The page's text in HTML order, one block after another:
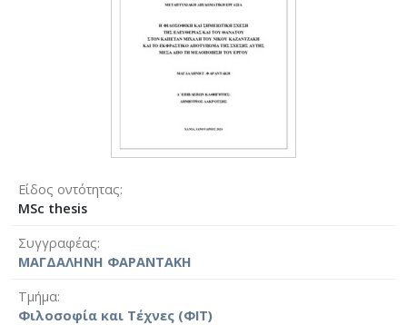
Είδος οντότητας
MSc thesis
Συγγραφέας
ΜΑΓΔΑΛΗΝΗ ΦΑΡΑΝΤΑΚΗ
Τμήμα
Φιλοσοφία και Τέχνες (ΦΙΤ)